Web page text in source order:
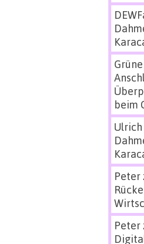
beim
Ulrich
Peter
Peter